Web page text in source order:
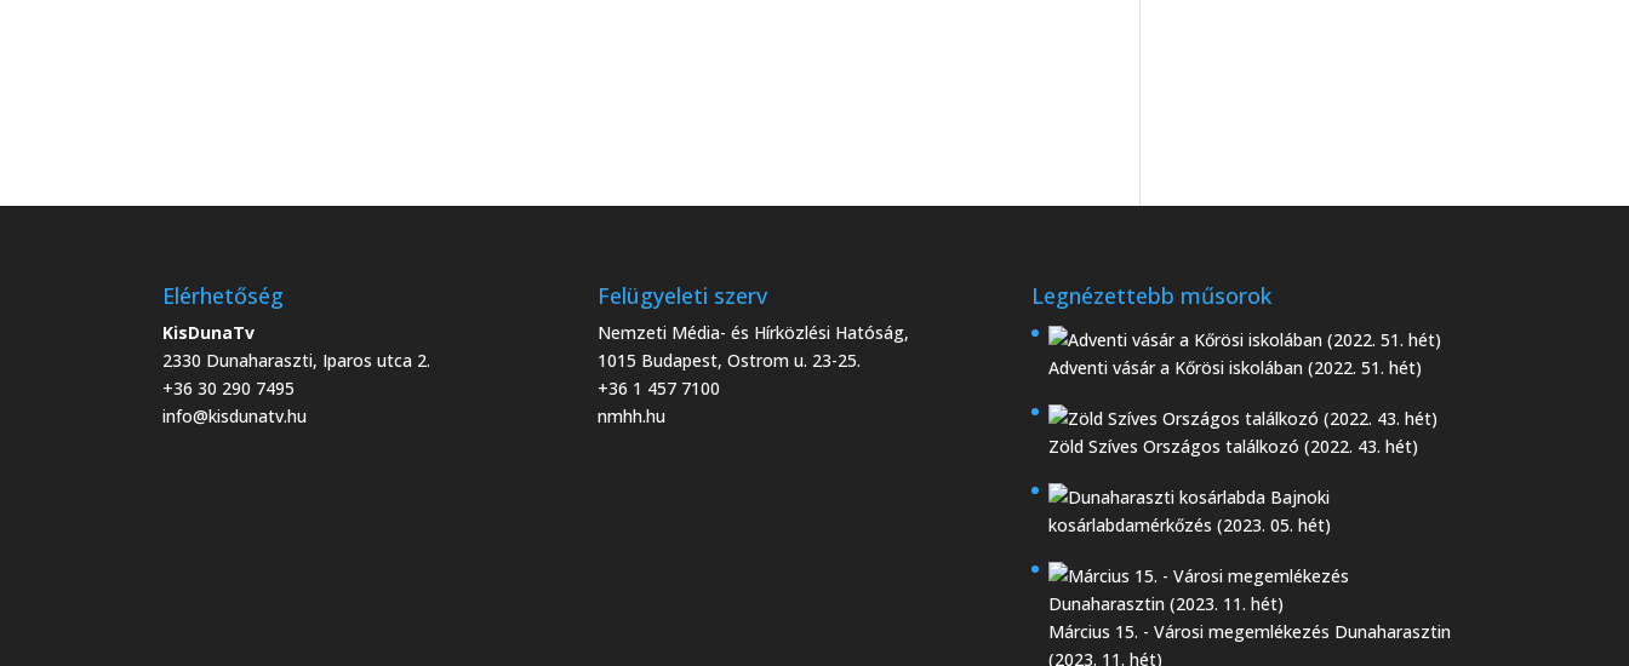
Elérhetőség
KisDunaTv
2330 Dunaharaszti, Iparos utca 2.
+36 30 290 7495
info@kisdunatv.hu
Felügyeleti szerv
Nemzeti Média- és Hírközlési Hatóság,
1015 Budapest, Ostrom u. 23-25.
+36 1 457 7100
nmhh.hu
Legnézettebb műsorok
Adventi vásár a Kőrösi iskolában (2022. 51. hét)
Zöld Szíves Országos találkozó (2022. 43. hét)
Bajnoki
kosárlabdamérkőzés (2023. 05. hét)
Március 15. - Városi megemlékezés Dunaharasztin
(2023. 11. hét)